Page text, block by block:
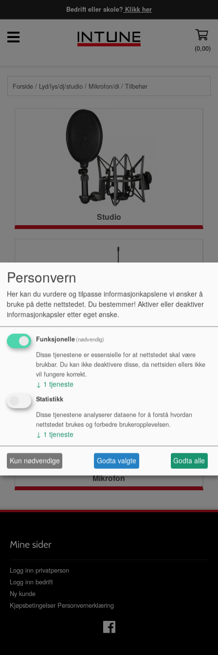
Bedrift eller skole? Klikk her
(0,00)
Forside / Lyd/lys/dj/studio / Mikrofon/di / Tilbehør
Studio
Mikrofon
Mine sider
Logg inn privatperson
Logg inn bedrift
Ny kunde
Kjøpsbetingelser Personvernerklæring
Personvern
Her kan du vurdere og tilpasse informasjonkapslene vi ønsker å
bruke på dette nettstedet. Du bestemmer! Aktiver eller deaktiver
informasjonkapsler etter eget ønske.
Funksjonelle(nødvendig)
Disse tjenestene er essensielle for at nettstedet skal være
brukbar. Du kan ikke deaktivere disse, da nettsiden ellers ikke
vil fungere korrekt.
↓ 1 tjeneste
Statistikk
Disse tjenestene analyserer dataene for å forstå hvordan
nettstedet brukes og forbedre brukeropplevelsen.
↓ 1 tjeneste
Kun nødvendige Godta valgte Godta alle